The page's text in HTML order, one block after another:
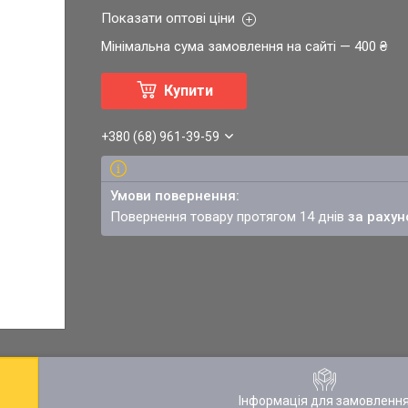
Показати оптові ціни
Мінімальна сума замовлення на сайті — 400 ₴
Купити
+380 (68) 961-39-59
повернення товару протягом 14 днівза
Інформація для замовлення